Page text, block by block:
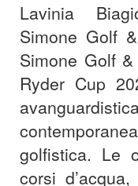
Lavinia
Simone Golf
Simone Golf
Ryder Cup
golfistica. Le
corsi